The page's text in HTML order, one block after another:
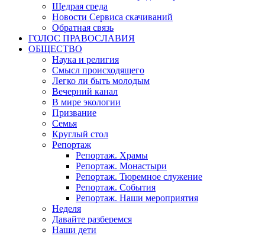
Щедрая среда
Новости Сервиса скачиваний
Обратная связь
ГОЛОС ПРАВОСЛАВИЯ
ОБЩЕСТВО
Наука и религия
Смысл происходящего
Легко ли быть молодым
Вечерний канал
В мире экологии
Призвание
Семья
Круглый стол
Репортаж
Репортаж. Храмы
Репортаж. Монастыри
Репортаж. Тюремное служение
Репортаж. События
Репортаж. Наши мероприятия
Неделя
Давайте разберемся
Наши дети